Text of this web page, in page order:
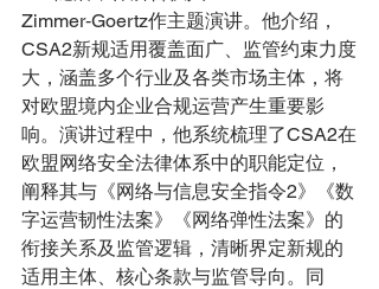
Zimmer‑Goertz作主题演讲。他介绍，
CSA2新规适用覆盖面广、监管约束力度
大，涵盖多个行业及各类市场主体，将
对欧盟境内企业合规运营产生重要影
响。演讲过程中，他系统梳理了CSA2在
欧盟网络安全法律体系中的职能定位，
阐释其与《网络与信息安全指令2》《数
字运营韧性法案》《网络弹性法案》的
衔接关系及监管逻辑，清晰界定新规的
适用主体、核心条款与监管导向。同